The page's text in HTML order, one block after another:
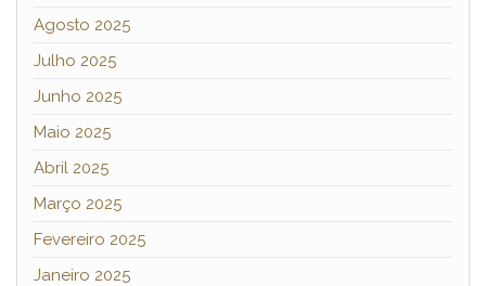
Agosto 2025
Julho 2025
Junho 2025
Maio 2025
Abril 2025
Março 2025
Fevereiro 2025
Janeiro 2025